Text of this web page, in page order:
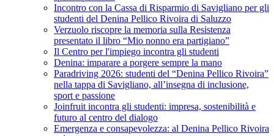
Incontro con la Cassa di Risparmio di Savigliano per gli
studenti del Denina Pellico Rivoira di Saluzzo
Verzuolo riscopre la memoria sulla Resistenza
presentato il libro “Mio nonno era partigiano”
Il Centro per l'impiego incontra gli studenti
Denina: imparare a porgere sempre la mano
Paradriving 2026: studenti del “Denina Pellico Rivoira”
nella tappa di Savigliano, all’insegna di inclusione,
sport e passione
Joinfruit incontra gli studenti: impresa, sostenibilità e
futuro al centro del dialogo
Emergenza e consapevolezza: al Denina Pellico Rivoira